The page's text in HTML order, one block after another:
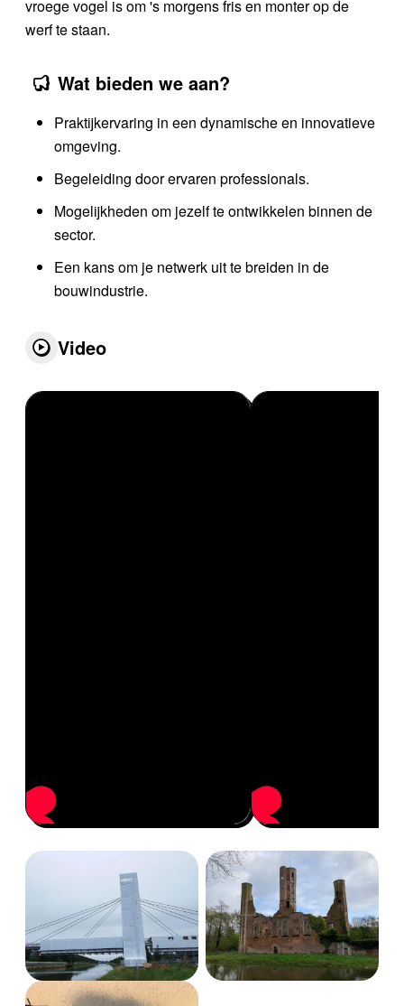
vroege vogel is om 's morgens fris en monter op de
werf te staan.
Wat bieden we aan?
Praktijkervaring in een dynamische en innovatieve
omgeving.
Begeleiding door ervaren professionals.
Mogelijkheden om jezelf te ontwikkelen binnen de
sector.
Een kans om je netwerk uit te breiden in de
bouwindustrie.
Video